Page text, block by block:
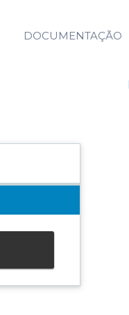
DOCUMENTAÇÃO